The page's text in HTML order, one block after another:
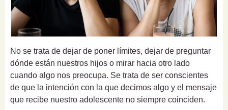
No se trata de dejar de poner límites, dejar de preguntar
dónde están nuestros hijos o mirar hacia otro lado
cuando algo nos preocupa. Se trata de ser conscientes
de que la intención con la que decimos algo y el mensaje
que recibe nuestro adolescente no siempre coinciden.